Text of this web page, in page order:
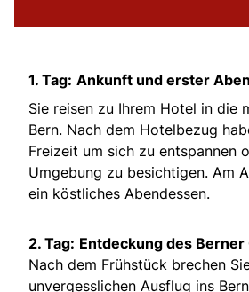
1. Tag: Ankunft und erster
Sie reisen zu Ihrem Hotel in die
Bern. Nach dem Hotelbezug
Freizeit um sich zu entspannen
Umgebung zu besichtigen. Am
ein köstliches Abendessen.
2. Tag: Entdeckung des Berner
Nach dem Frühstück brechen
unvergesslichen Ausflug ins